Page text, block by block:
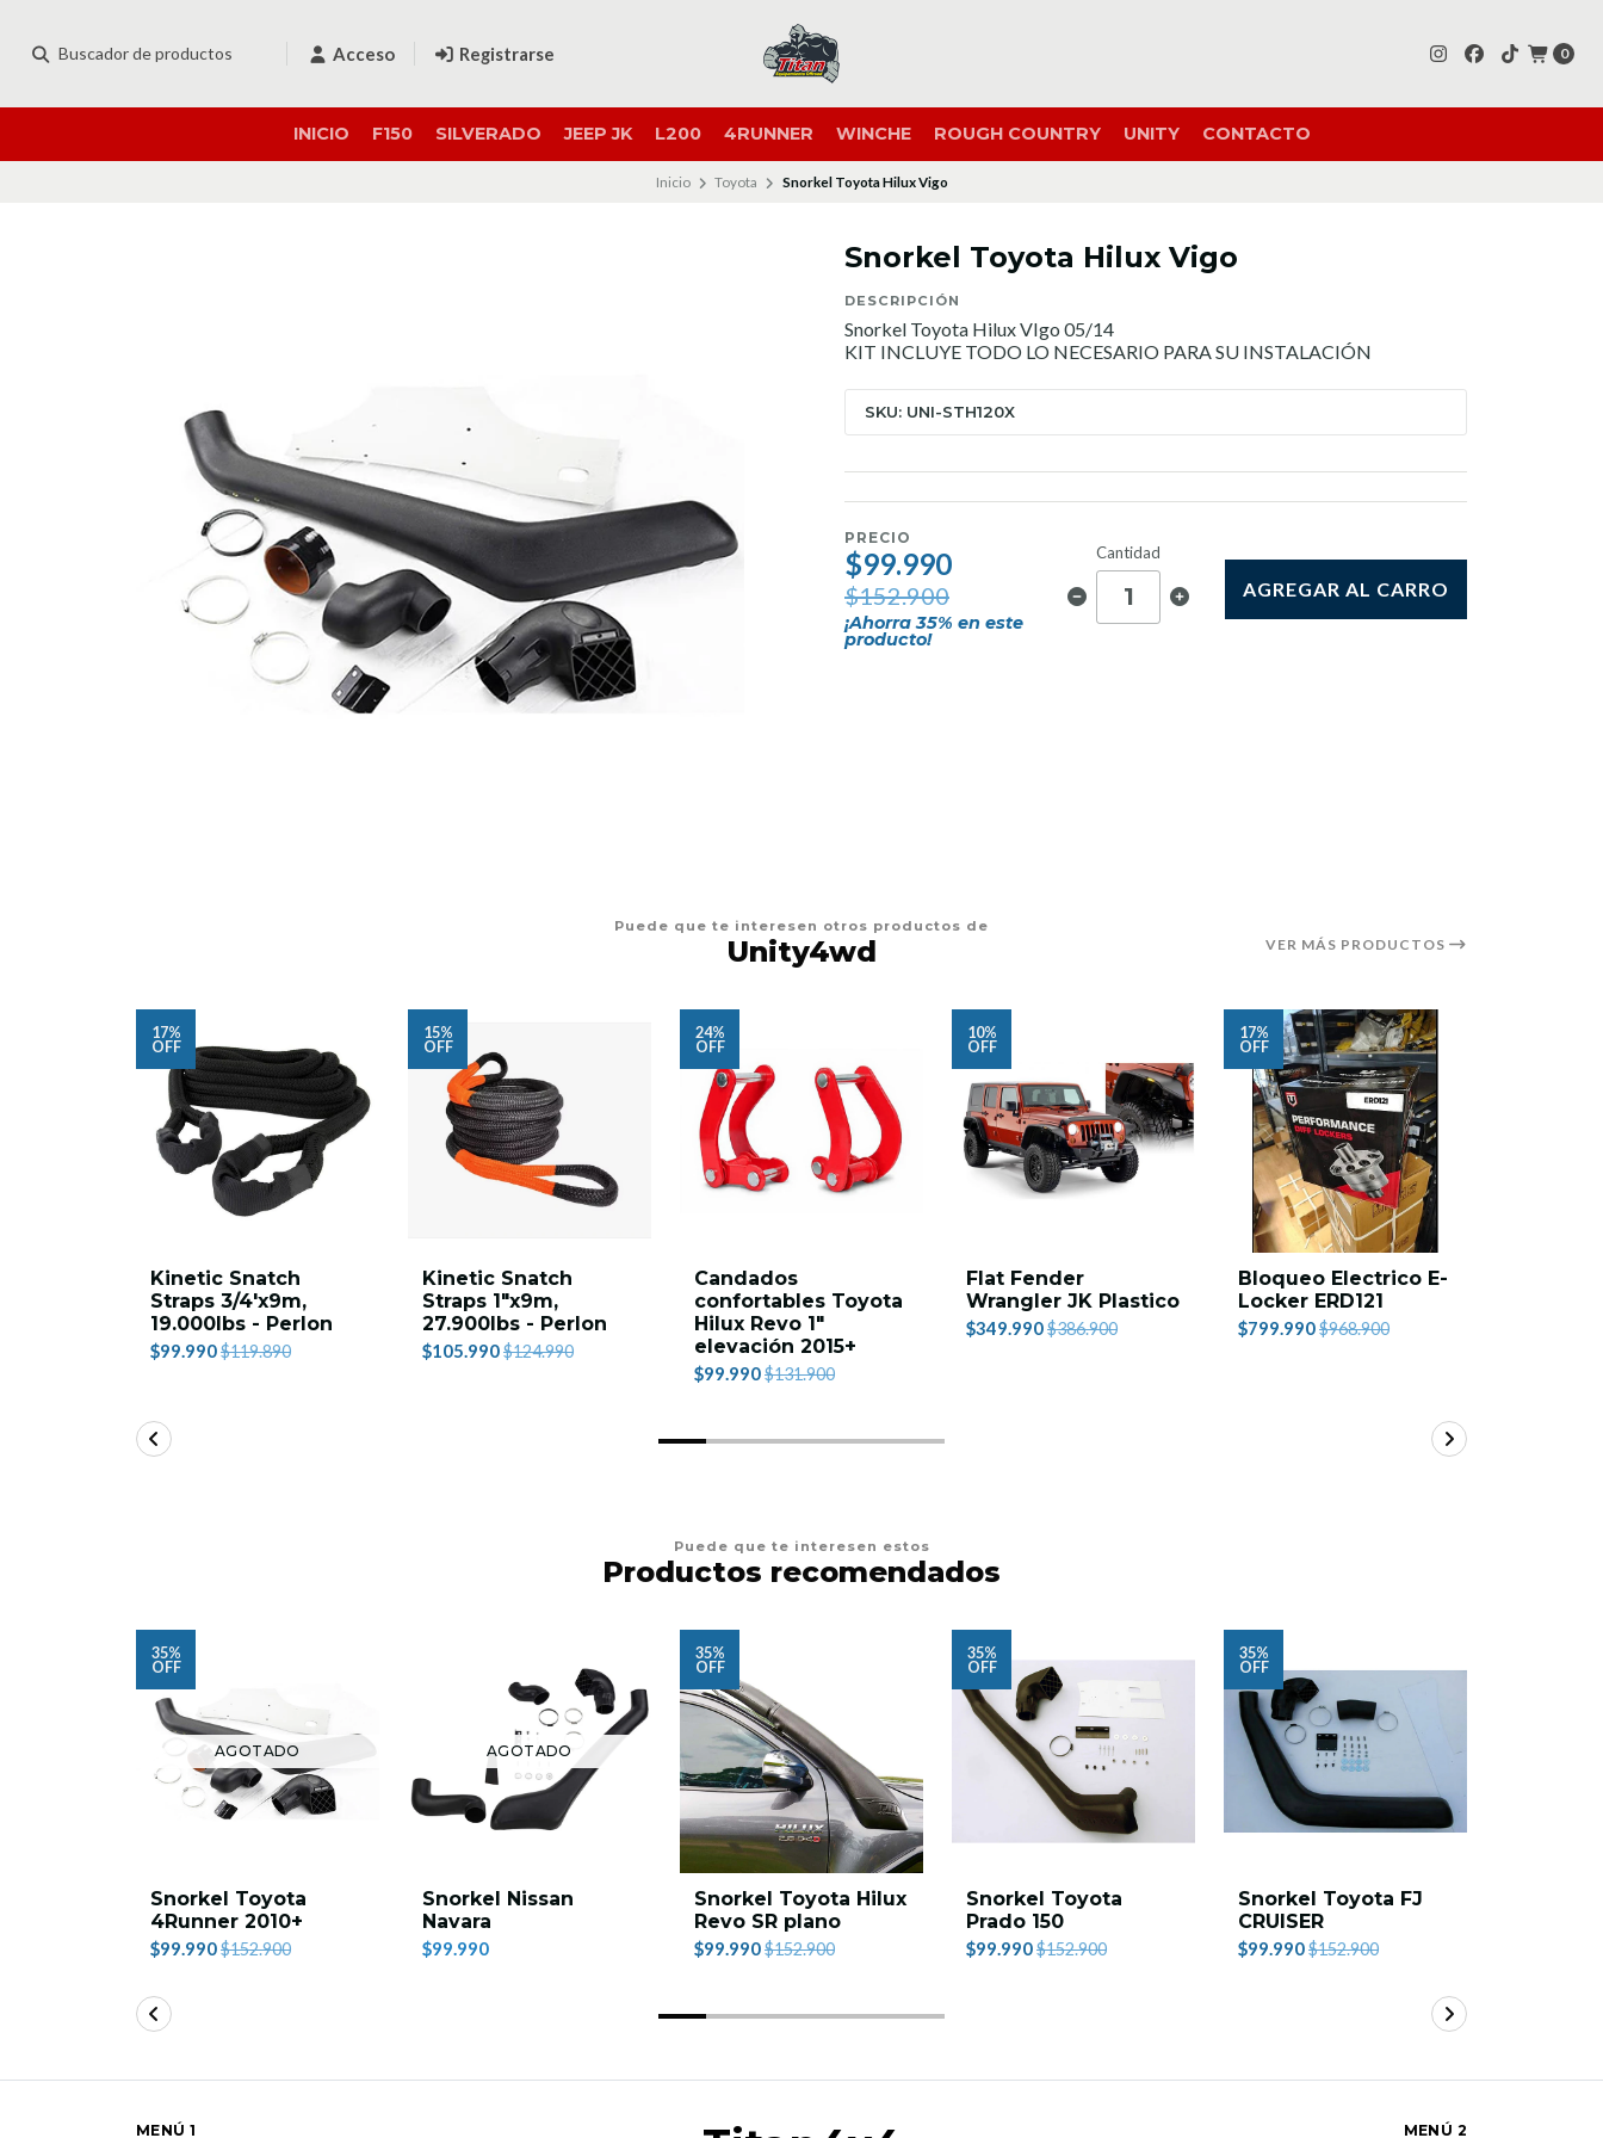
Acceso Registrarse 0
INICIO F150 SILVERADO JEEP JK L200 4RUNNER WINCHE ROUGH COUNTRY UNITY CONTACTO
Inicio Toyota Snorkel Toyota Hilux Vigo
Snorkel Toyota Hilux Vigo
DESCRIPCIÓN
Snorkel Toyota Hilux VIgo 05/14
KIT INCLUYE TODO LO NECESARIO PARA SU INSTALACIÓN
SKU: UNI-STH120X
PRECIO
$99.990
$152.900
¡Ahorra35% en este
producto!
Cantidad
AGREGAR AL CARRO
Puede que te interesen otros productos de
Unity4wd VER MÁS PRODUCTOS
17%
OFF
Kinetic Snatch
Straps 3/4'x9m,
19.000lbs - Perlon
$99.990$119.890
15%
OFF
Kinetic Snatch
Straps 1"x9m,
27.900lbs - Perlon
$105.990$124.990
24%
OFF
Candados
confortables Toyota
Hilux Revo 1"
elevación 2015+
$99.990$131.900
10%
OFF
Flat Fender
Wrangler JK Plastico
$349.990$386.900
17%
OFF
Bloqueo Electrico E-
Locker ERD121
$799.990$968.900
Puede que te interesen estos
Productos recomendados
35%
OFF
AGOTADO
Snorkel Toyota
4Runner 2010+
$99.990$152.900
AGOTADO
Snorkel Nissan
Navara
$99.990
35%
OFF
Snorkel Toyota Hilux
Revo SR plano
$99.990$152.900
35%
OFF
Snorkel Toyota
Prado 150
$99.990$152.900
35%
OFF
Snorkel Toyota FJ
CRUISER
$99.990$152.900
MENÚ 1 MENÚ 2